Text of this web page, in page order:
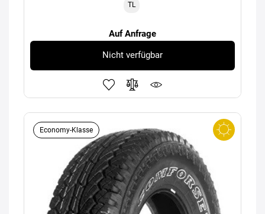
TL
Auf Anfrage
Nicht verfügbar
Economy-Klasse